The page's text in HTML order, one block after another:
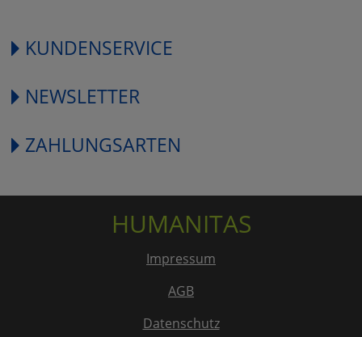
KUNDENSERVICE
NEWSLETTER
ZAHLUNGSARTEN
HUMANITAS
Impressum
AGB
Datenschutz